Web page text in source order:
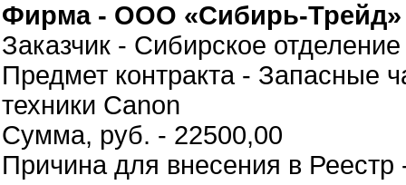
Фирма - ООО «Сибирь-Трейд»
Заказчик - Сибирское
Предмет контракта - Запасные
техники Canon
Сумма, руб. - 22500,00
Причина для внесения в Реестр